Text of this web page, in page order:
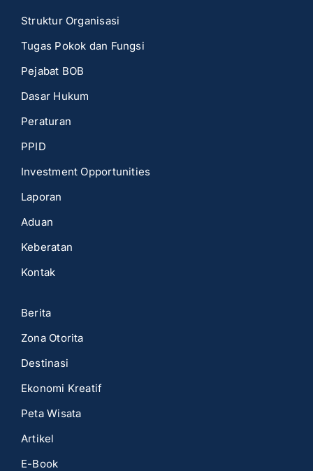
Struktur Organisasi
Tugas Pokok dan Fungsi
Pejabat BOB
Dasar Hukum
Peraturan
PPID
Investment Opportunities
Laporan
Aduan
Keberatan
Kontak
Berita
Zona Otorita
Destinasi
Ekonomi Kreatif
Peta Wisata
Artikel
E-Book